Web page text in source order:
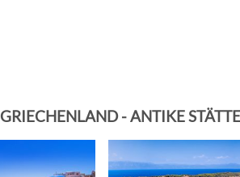
GRIECHENLAND - ANTIKE